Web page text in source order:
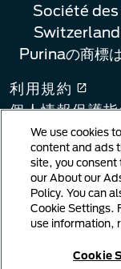
Société
Switzerland
Purinaの商標
利用規約
個人情報保護
プライバシー
プライバシー
リンクポリシー
著作権侵害の
ユーザーが生
サプライチェ
We use cookies
content and ads
site, you consent
our About our
Policy. You can
Cookie Settings.
use information,
Cookie